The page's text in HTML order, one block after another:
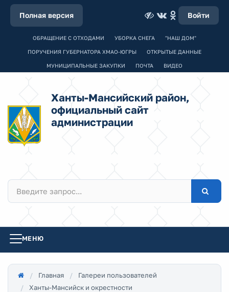
Полная версия Войти
ОБРАЩЕНИЕ С ОТХОДАМИ УБОРКА СНЕГА "НАШ ДОМ"
ПОРУЧЕНИЯ ГУБЕРНАТОРА ХМАО-ЮГРЫ ОТКРЫТЫЕ ДАННЫЕ
МУНИЦИПАЛЬНЫЕ ЗАКУПКИ ПОЧТА ВИДЕО
Ханты-Мансийский район,
официальный сайт
администрации
МЕНЮ
Главная
Галереи пользователей
Ханты-Мансийск и окрестности